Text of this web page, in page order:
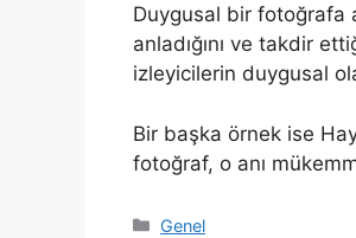
Duygusal bir fotoğrafa
anladığını ve takdir
izleyicilerin duygusal
Bir başka örnek ise
fotoğraf, o anı
Kategoriler
Genel